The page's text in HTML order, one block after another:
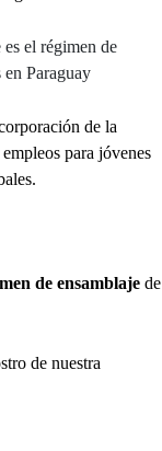
el régimen de
Paraguay
de la
para jóvenes
de ensamblaje de
de nuestra